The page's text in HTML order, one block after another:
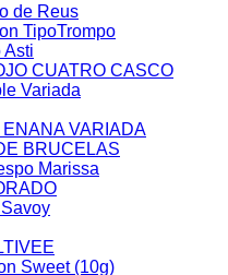
de Reus
TipoTrompo
Asti
CUATRO CASCO
Variada
ENANA VARIADA
BRUCELAS
Marissa
Sweet (10g)